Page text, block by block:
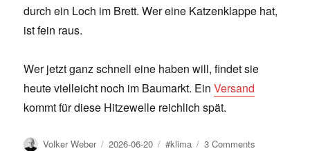
durch ein Loch im Brett. Wer eine Katzenklappe hat,
ist fein raus.
Wer jetzt ganz schnell eine haben will, findet sie
heute vielleicht noch im Baumarkt. EinVersand
kommt für diese Hitzewelle reichlich spät.
Author
Volker Weber
Posted
2026-06-20 Tags
#klima 3 Comments